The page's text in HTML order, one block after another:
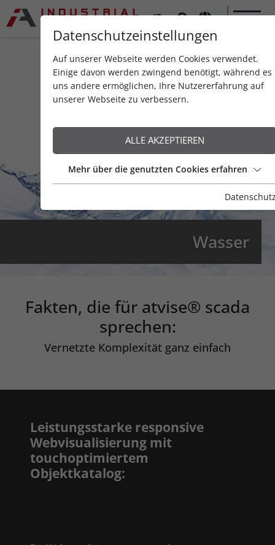
Wasser
Fakten, die für atvise® scada
sprechen:
Vernetzte Komplexität ganz einfach
Leistungsstarke responsive
Webvisualisierung mit
touchoptimiertem
Objektkatalog:
Datenschutzeinstellungen
Auf unserer Webseite werden Cookies verwendet.
Einige davon werden zwingend benötigt, während es
uns andere ermöglichen, Ihre Nutzererfahrung auf
unserer Webseite zu verbessern.
ALLE AKZEPTIEREN
Mehr über die genutzten Cookies erfahren